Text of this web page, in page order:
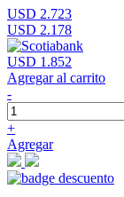
USD 2.723
USD 2.178
USD 1.852
Agregar al carrito
-
+
Agregar